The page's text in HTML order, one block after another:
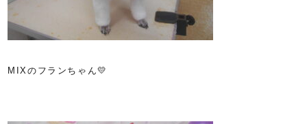
MIXのフランちゃん💛